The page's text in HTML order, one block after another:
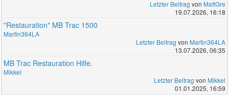
Letzter Beitrag von MattGre
19.07.2026, 16:18
"Restauration" MB Trac 1500
Martin364LA
Letzter Beitrag von Martin364LA
13.07.2026, 06:35
MB Trac Restauration Hilfe.
Mikkel
Letzter Beitrag von Mikkel
01.01.2025, 16:59